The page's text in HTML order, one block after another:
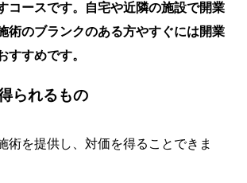
コースです。自宅や近隣の施設で開業
術のブランクのある方やすぐには開業
すすめです。
られるもの
術を提供し、対価を得ることできま